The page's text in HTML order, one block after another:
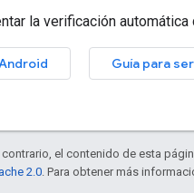
la verificación
Guía para
el contenido de esta
2.0. Para obtener más